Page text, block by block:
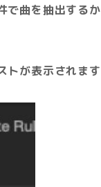
で曲を抽出する
トが表示されます